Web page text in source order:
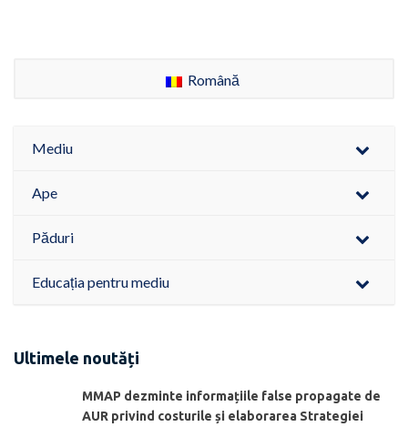
Română
Mediu
Ape
Păduri
Educația pentru mediu
Ultimele noutăți
MMAP dezminte informațiile false propagate de
AUR privind costurile și elaborarea Strategiei